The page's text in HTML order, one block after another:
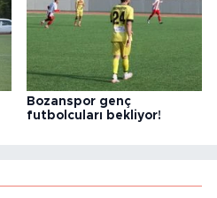
Bozanspor genç
futbolcuları bekliyor!